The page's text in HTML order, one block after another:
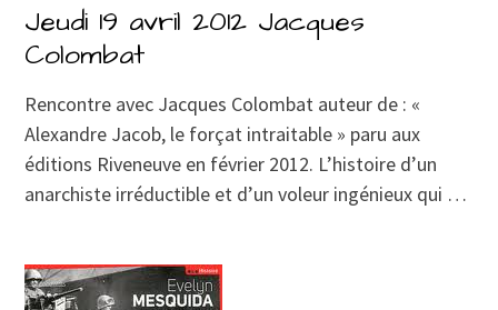
Jeudi 19 avril 2012 Jacques
Colombat
Rencontre avec Jacques Colombat auteur de : «
Alexandre Jacob, le forçat intraitable » paru aux
éditions Riveneuve en février 2012. L’histoire d’un
anarchiste irréductible et d’un voleur ingénieux qui …